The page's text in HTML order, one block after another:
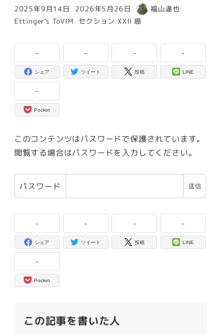
投稿日
2025年9月14日
更新日
2026年5月26日
著
者
福山達也
カテゴリー
Ettinger's ToVIM カテゴリー
セクション XXII 癌
-
シェア
-
ツイート
-
投稿
-
LINE
-
Pocket
このコンテンツはパスワードで保護されています。
閲覧する場合はパスワードを入力してください。
パスワード
-
シェア
-
ツイート
-
投稿
-
LINE
-
Pocket
この記事を書いた人